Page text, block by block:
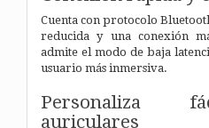
Cuenta con protocolo
reducida y una conexión
admite el modo de baja
usuario más inmersiva.
Personaliza
auriculares